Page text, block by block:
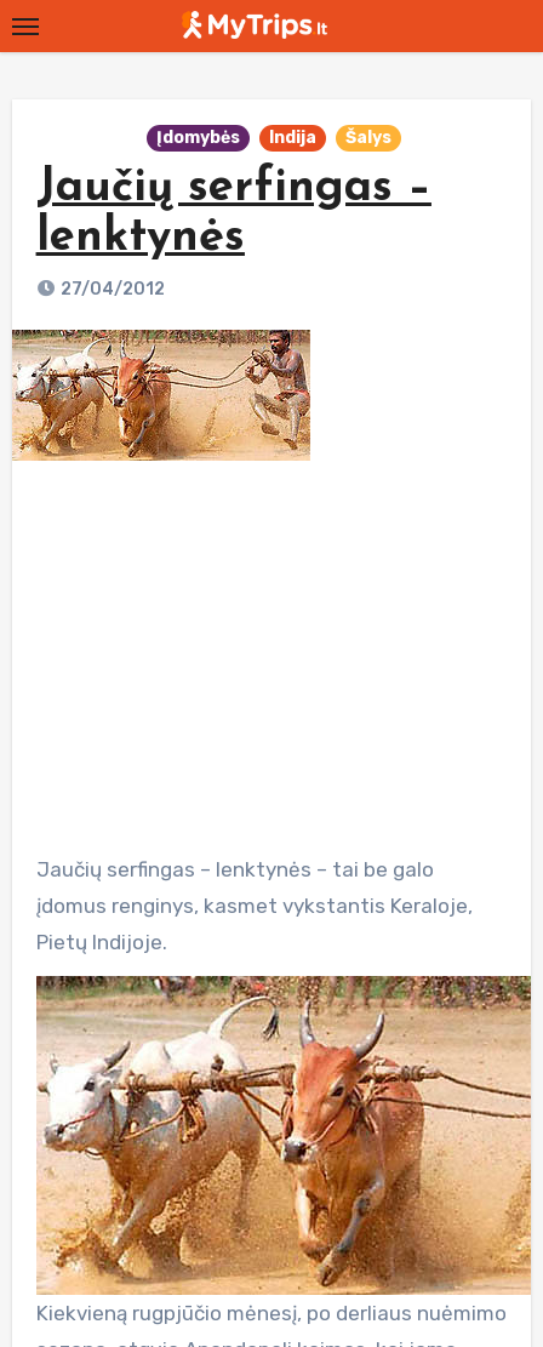
Skip
to
Įdomybės Indija Šalys
Jaučių serfingas –
lenktynės
27/04/2012
Jaučių serfingas – lenktynės – tai be galo
įdomus renginys, kasmet vykstantis Keraloje,
Pietų Indijoje.
Kiekvieną rugpjūčio mėnesį, po derliaus nuėmimo